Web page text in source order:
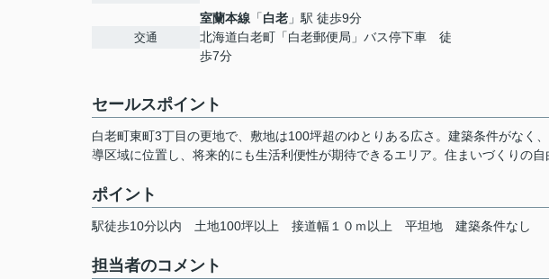
交通
室蘭本線 「白老 」駅 徒歩9分
北海道白老町「白老郵便局」バス停下車 徒
歩7分
セールスポイント
白老町東町3丁目の更地で、敷地は100坪超のゆとりある広さ。建築条件がなく
導区域に位置し、将来的にも生活利便性が期待できるエリア。住まいづくりの自
ポイント
駅徒歩10分以内 土地100坪以上 接道幅１０ｍ以上 平坦地 建築条件なし
担当者のコメント